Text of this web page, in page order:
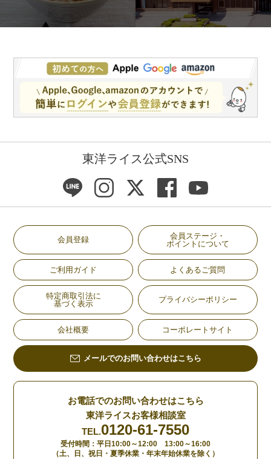
東洋ライス公式SNS
会員登録
会員ステージ・
ポイントについて
ご利用ガイド よくあるご質問
特定商取引法に
基づく表示
プライバシーポリシー
会社概要 コーポレートサイト
メールでのお問い合わせはこちら
お電話でのお問い合わせはこちら
東洋ライスお客様相談室
TEL.0120-61-7550
受付時間：平日10:00～12:00 13:00～16:00
（土、日、祝日・夏季休業・年末年始休業を除く）